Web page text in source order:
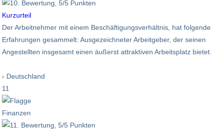
Kurzurteil
Der Arbeitnehmer mit einem Beschäftigungsverhältnis, hat folgende
Erfahrungen gesammelt: Ausgezeichneter Arbeitgeber, der seinen
Angestellten insgesamt einen äußerst attraktiven Arbeitsplatz bietet.
› Deutschland
11
Finanzen